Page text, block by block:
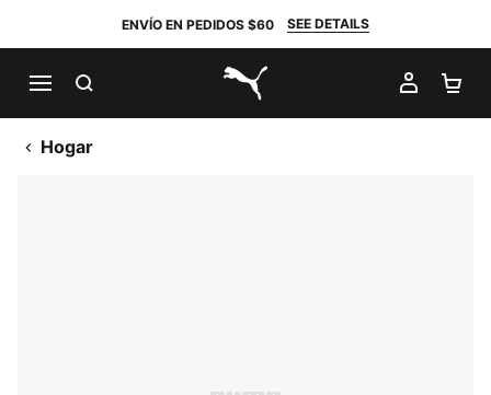
ENVÍO EN PEDIDOS $60 SEE DETAILS
PUMA.com
MI
Hogar